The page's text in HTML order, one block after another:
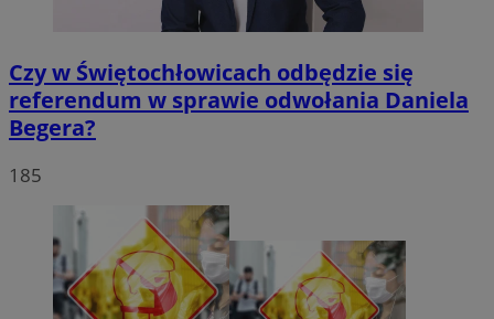
Czy w Świętochłowicach odbędzie się
referendum w sprawie odwołania Daniela
Begera?
185